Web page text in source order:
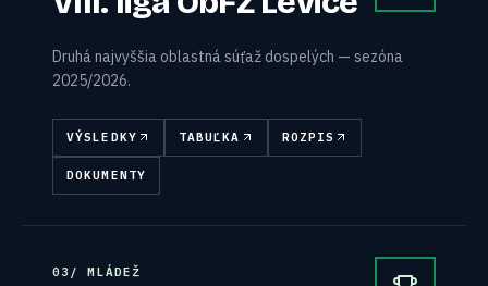
Druhá najvyššia oblastná súťaž dospelých — sezóna
2025/2026.
VÝSLEDKY TABUĽKA ROZPIS
DOKUMENTY
0 3 /MLÁDEŽ